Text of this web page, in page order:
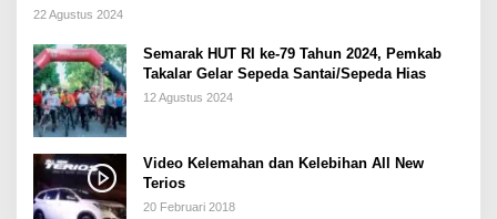
22 Agustus 2024
Semarak HUT RI ke-79 Tahun 2024, Pemkab
Takalar Gelar Sepeda Santai/Sepeda Hias
12 Agustus 2024
Video Kelemahan dan Kelebihan All New
Terios
20 Februari 2018